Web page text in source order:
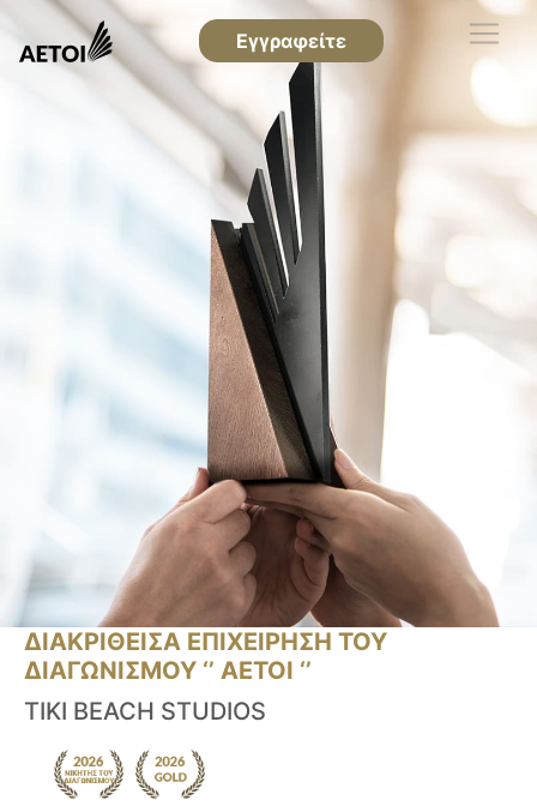
Εγγραφείτε
ΔΙΑΚΡΙΘΕΙΣΑ ΕΠΙΧΕΙΡΗΣΗ ΤΟΥ
ΔΙΑΓΩΝΙΣΜΟΥ ‘’ ΑΕΤΟΙ ‘’
TIKI BEACH STUDIOS